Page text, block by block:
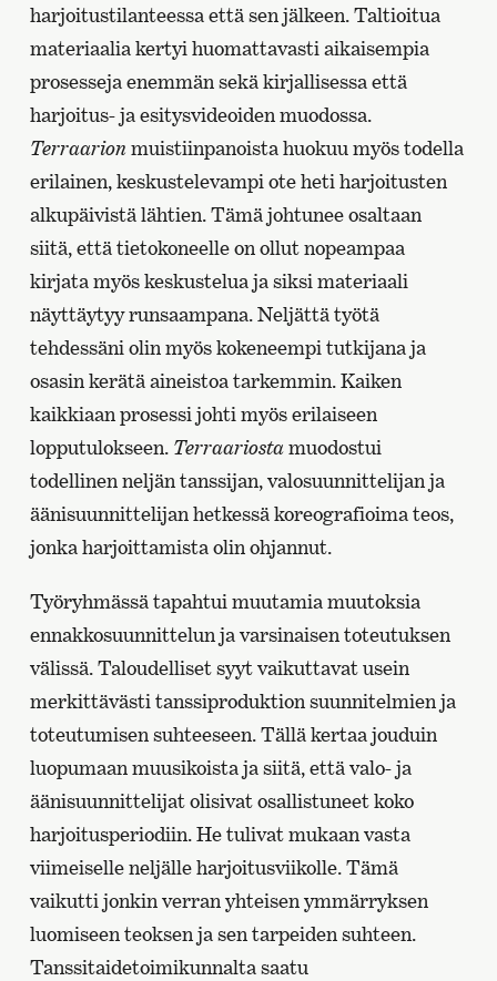
harjoitustilanteessa että sen jälkeen. Taltioitua
materiaalia kertyi huomattavasti aikaisempia
prosesseja enemmän sekä kirjallisessa että
harjoitus- ja esitysvideoiden muodossa.
Terraarionmuistiinpanoista huokuu myös todella
erilainen, keskustelevampi ote heti harjoitusten
alkupäivistä lähtien. Tämä johtunee osaltaan
siitä, että tietokoneelle on ollut nopeampaa
kirjata myös keskustelua ja siksi materiaali
näyttäytyy runsaampana. Neljättä työtä
tehdessäni olin myös kokeneempi tutkijana ja
osasin kerätä aineistoa tarkemmin. Kaiken
kaikkiaan prosessi johti myös erilaiseen
lopputulokseen. Terraariostamuodostui
todellinen neljän tanssijan, valosuunnittelijan ja
äänisuunnittelijan hetkessä koreografioima teos,
jonka harjoittamista olin ohjannut.
Työryhmässä tapahtui muutamia muutoksia
ennakkosuunnittelun ja varsinaisen toteutuksen
välissä. Taloudelliset syyt vaikuttavat usein
merkittävästi tanssiproduktion suunnitelmien ja
toteutumisen suhteeseen. Tällä kertaa jouduin
luopumaan muusikoista ja siitä, että valo- ja
äänisuunnittelijat olisivat osallistuneet koko
harjoitusperiodiin. He tulivat mukaan vasta
viimeiselle neljälle harjoitusviikolle. Tämä
vaikutti jonkin verran yhteisen ymmärryksen
luomiseen teoksen ja sen tarpeiden suhteen.
Tanssitaidetoimikunnalta saatu